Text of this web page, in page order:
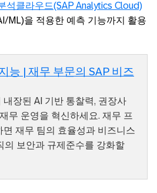
석클라우드(SAP Analytics Cloud)
ML)을 적용한 예측 기능까지 활용
능 | 재무 부문의 SAP 비즈
장된 AI 기반 통찰력, 권장사
무 운영을 혁신하세요. 재무 프
면 재무 팀의 효율성과 비즈니스
의 보안과 규제준수를 강화할